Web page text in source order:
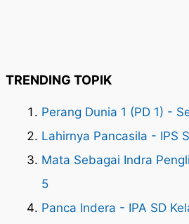
TRENDING TOPIK
Perang Dunia 1 (PD 1) -
Lahirnya Pancasila - IPS
Mata Sebagai Indra
5
Panca Indera - IPA SD